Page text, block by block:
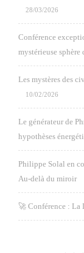
28/03/2026
Conférence
mystérieuse sphère
Les mystères des
10/02/2026
Le générateur de
hypothèses
Philippe Solal en
Au-delà du miroir
🚀 Conférence :